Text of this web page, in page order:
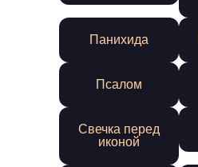
Панихида
Псалом
Свечка перед
иконой